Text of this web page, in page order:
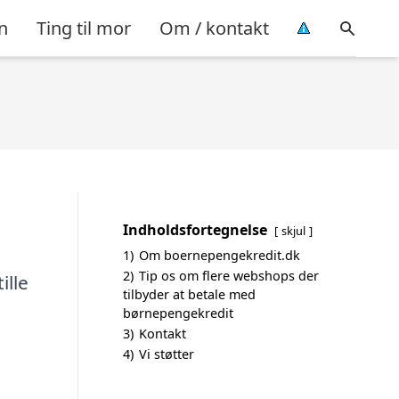
Ting til mor Om / kontakt
Indholdsfortegnelse skjul
1) Om boernepengekredit.dk
2) Tip os om flere webshops der
tilbyder at betale med
børnepengekredit
3) Kontakt
4) Vi støtter